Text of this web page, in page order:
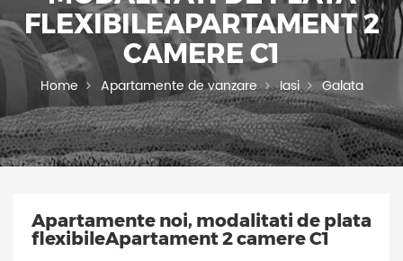
FLEXIBILEAPARTAMENT 2
CAMERE C1
Home Apartamente de vanzare Iasi Galata
Apartamente noi, modalitati de plata
flexibileApartament 2 camere C1